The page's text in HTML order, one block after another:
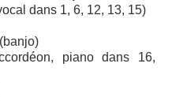
dans 1, 6, 12, 13, 15)
(banjo)
piano dans 16,